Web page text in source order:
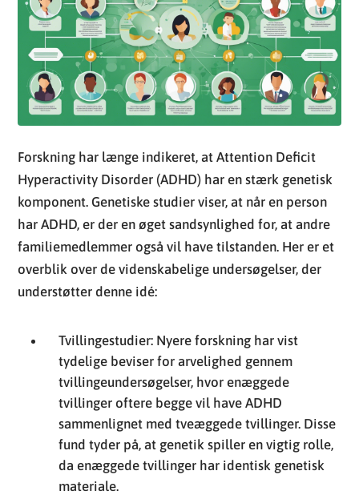
Forskning har længe indikeret, at Attention Deficit
Hyperactivity Disorder (ADHD) har en stærk genetisk
komponent. Genetiske studier viser, at når en person
har ADHD, er der en øget sandsynlighed for, at andre
familiemedlemmer også vil have tilstanden. Her er et
overblik over de videnskabelige undersøgelser, der
understøtter denne idé:
Tvillingestudier: Nyere forskning har vist
tydelige beviser for arvelighed gennem
tvillingeundersøgelser, hvor enæggede
tvillinger oftere begge vil have ADHD
sammenlignet med tveæggede tvillinger. Disse
fund tyder på, at genetik spiller en vigtig rolle,
da enæggede tvillinger har identisk genetisk
materiale.